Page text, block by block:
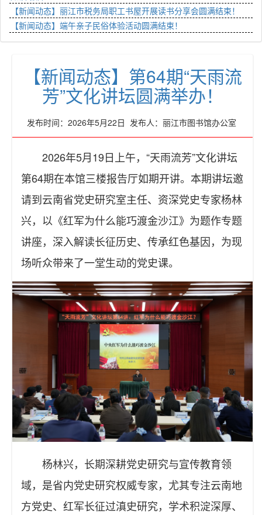
【新闻动态】丽江市税务局职工书屋开展读书分享会圆满结束！
【新闻动态】端午亲子民俗体验活动圆满结束！
【新闻动态】第64期“天雨流
芳”文化讲坛圆满举办！
发布时间：2026年5月22日 发布人：丽江市图书馆办公室
2026年5月19日上午，“天雨流芳”文化讲坛
第64期在本馆三楼报告厅如期开讲。本期讲坛邀
请到云南省党史研究室主任、资深党史专家杨林
兴，以《红军为什么能巧渡金沙江》为题作专题
讲座，深入解读长征历史、传承红色基因，为现
场听众带来了一堂生动的党史课。
杨林兴，长期深耕党史研究与宣传教育领
域，是省内党史研究权威专家，尤其专注云南地
方党史、红军长征过滇史研究，学术积淀深厚、